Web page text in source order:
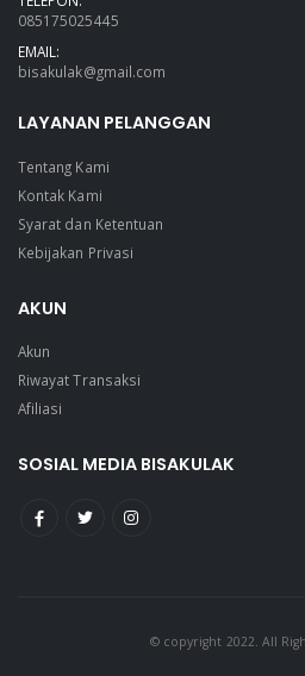
085175025445
EMAIL:
bisakulak@gmail.com
LAYANAN PELANGGAN
Tentang Kami
Kontak Kami
Syarat dan Ketentuan
Kebijakan Privasi
AKUN
Akun
Riwayat Transaksi
Afiliasi
SOSIAL MEDIA BISAKULAK
© copyright 2022. All